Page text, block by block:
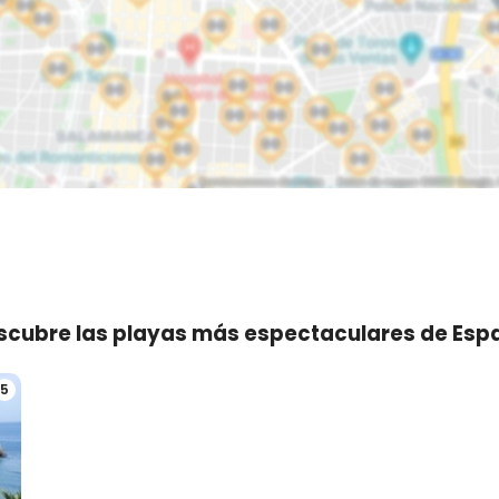
las playas más espectaculares de
5